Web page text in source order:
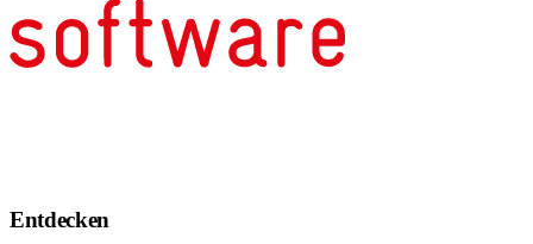
Entdecken